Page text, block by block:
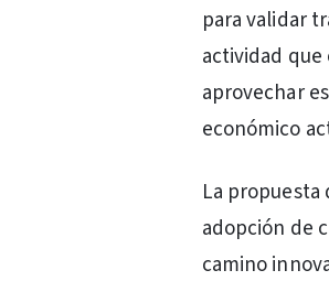
para validar
actividad que
aprovechar
económico
La propuesta
adopción de
camino